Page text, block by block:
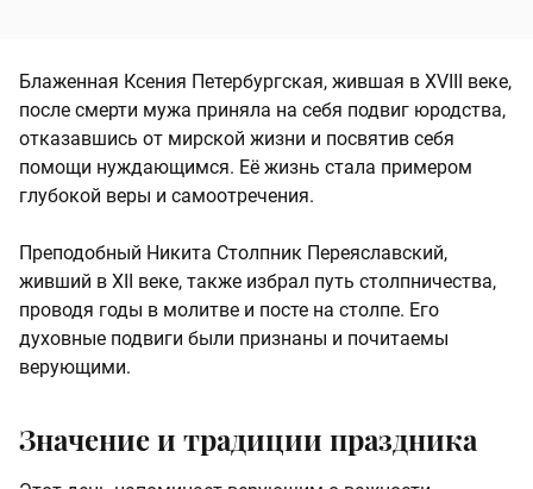
Блаженная Ксения Петербургская, жившая в XVIII веке,
после смерти мужа приняла на себя подвиг юродства,
отказавшись от мирской жизни и посвятив себя
помощи нуждающимся. Её жизнь стала примером
глубокой веры и самоотречения.
Преподобный Никита Столпник Переяславский,
живший в XII веке, также избрал путь столпничества,
проводя годы в молитве и посте на столпе. Его
духовные подвиги были признаны и почитаемы
верующими.
Значение и традиции праздника